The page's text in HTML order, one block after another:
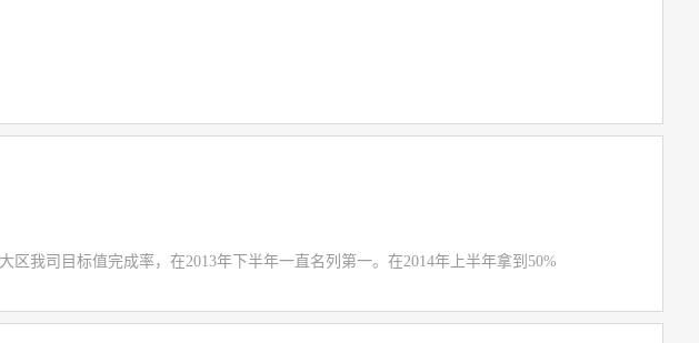
我司目标值完成率，在2013年下半年一直名列第一。在2014年上半年拿到50%